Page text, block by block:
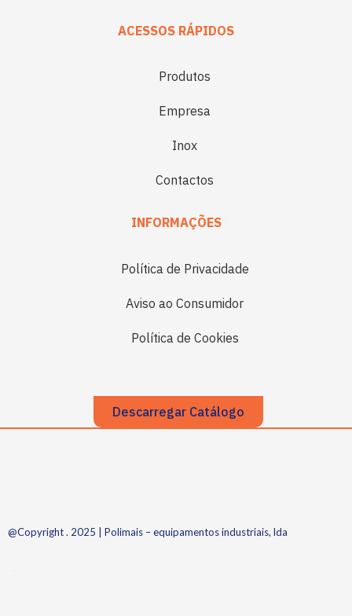
ACESSOS RÁPIDOS
Produtos
Empresa
Inox
Contactos
INFORMAÇÕES
Política de Privacidade
Aviso ao Consumidor
Política de Cookies
Descarregar Catálogo
@Copyright . 2025 | Polimais – equipamentos industriais, lda